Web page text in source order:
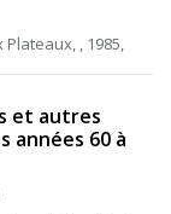
, 1985,
et autres
années 60 à